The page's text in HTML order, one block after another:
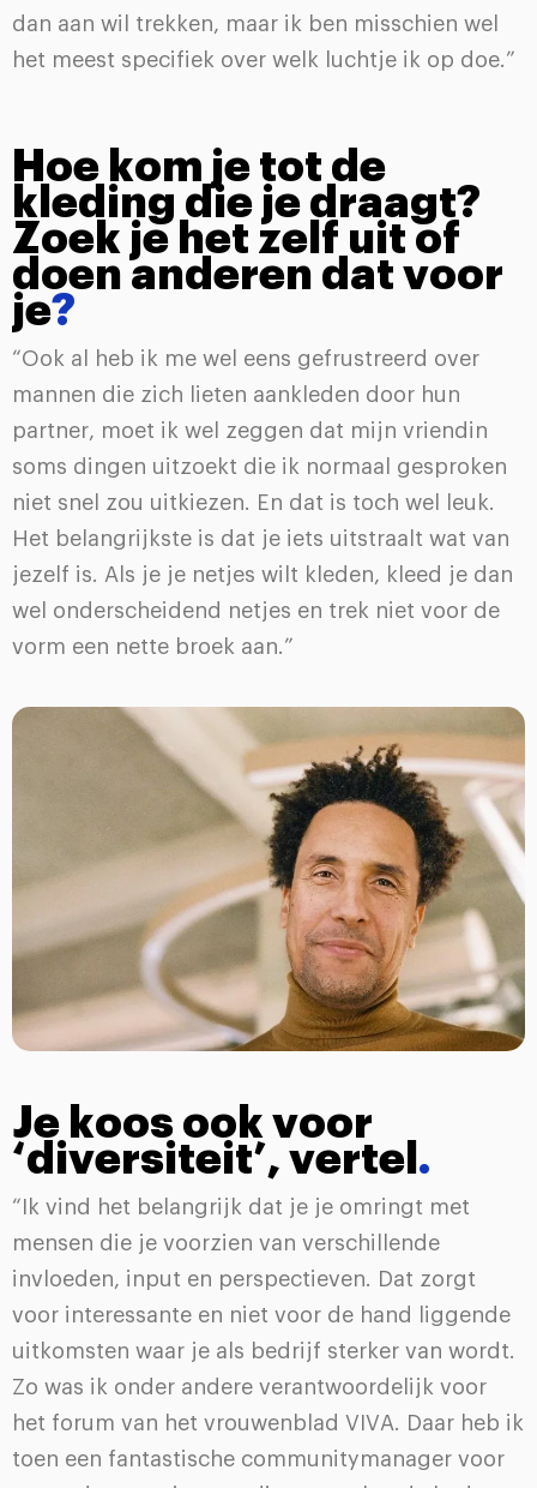
dan aan wil trekken, maar ik ben misschien wel
het meest specifiek over welk luchtje ik op doe.”
Hoe kom je tot de
kleding die je draagt?
Zoek je het zelf uit of
doen anderen dat voor
je?
“Ook al heb ik me wel eens gefrustreerd over
mannen die zich lieten aankleden door hun
partner, moet ik wel zeggen dat mijn vriendin
soms dingen uitzoekt die ik normaal gesproken
niet snel zou uitkiezen. En dat is toch wel leuk.
Het belangrijkste is dat je iets uitstraalt wat van
jezelf is. Als je je netjes wilt kleden, kleed je dan
wel onderscheidend netjes en trek niet voor de
vorm een nette broek aan.”
Je koos ook voor
‘diversiteit’, vertel .
“Ik vind het belangrijk dat je je omringt met
mensen die je voorzien van verschillende
invloeden, input en perspectieven. Dat zorgt
voor interessante en niet voor de hand liggende
uitkomsten waar je als bedrijf sterker van wordt.
Zo was ik onder andere verantwoordelijk voor
het forum van het vrouwenblad VIVA. Daar heb ik
toen een fantastische communitymanager voor